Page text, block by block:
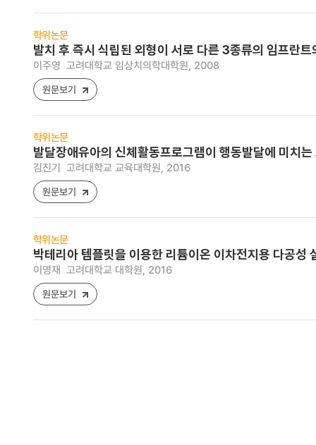
학위논문
발치 후 즉시 식립된 외형이 서로 다른 3종류의 임프란
이주영 고려대학교 임상치의학대학원, 2008
원문보기
학위논문
발달장애유아의 신체활동프로그램이 행동발달에 미치는
김진기 고려대학교 교육대학원, 2016
원문보기
학위논문
박테리아 템플릿을 이용한 리튬이온 이차전지용 다공성
이영재 고려대학교 대학원, 2016
원문보기